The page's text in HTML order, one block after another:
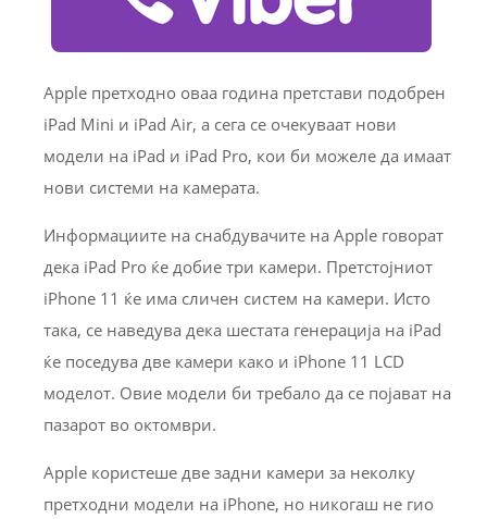
Apple претходно оваа година претстави подобрен
iPad Mini и iPad Air, а сега се очекуваат нови
модели на iPad и iPad Pro, кои би можеле да имаат
нови системи на камерата.
Информациите на снабдувачите на Apple говорат
дека iPad Pro ќе добие три камери. Претстојниот
iPhone 11 ќе има сличен систем на камери. Исто
така, се наведува дека шестата генерација на iPad
ќе поседува две камери како и iPhone 11 LCD
моделот. Овие модели би требало да се појават на
пазарот во октомври.
Apple користеше две задни камери за неколку
претходни модели на iPhone, но никогаш не гио